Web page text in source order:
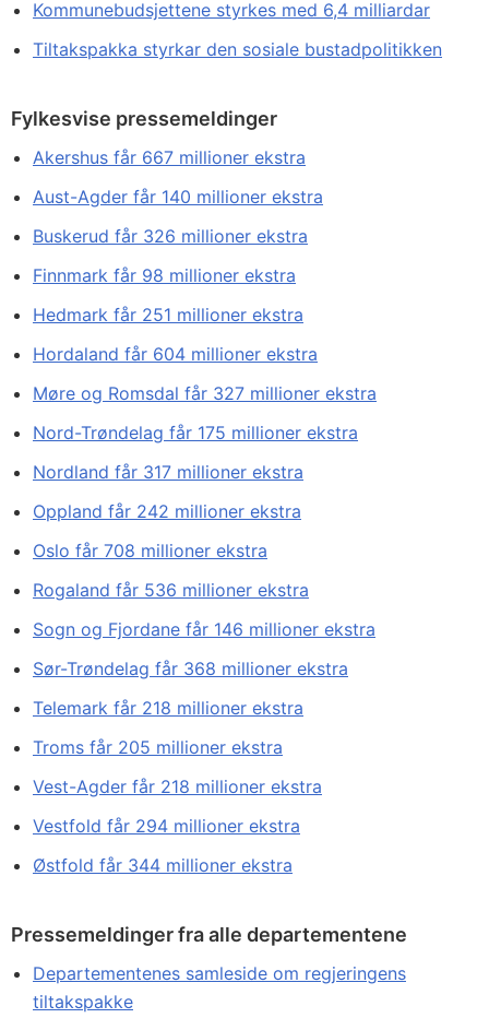
Kommunebudsjettene styrkes med 6,4 milliardar
Tiltakspakka styrkar den sosiale bustadpolitikken
Fylkesvise pressemeldinger
Akershus får 667 millioner ekstra
Aust-Agder får 140 millioner ekstra
Buskerud får 326 millioner ekstra
Finnmark får 98 millioner ekstra
Hedmark får 251 millioner ekstra
Hordaland får 604 millioner ekstra
Møre og Romsdal får 327 millioner ekstra
Nord-Trøndelag får 175 millioner ekstra
Nordland får 317 millioner ekstra
Oppland får 242 millioner ekstra
Oslo får 708 millioner ekstra
Rogaland får 536 millioner ekstra
Sogn og Fjordane får 146 millioner ekstra
Sør-Trøndelag får 368 millioner ekstra
Telemark får 218 millioner ekstra
Troms får 205 millioner ekstra
Vest-Agder får 218 millioner ekstra
Vestfold får 294 millioner ekstra
Østfold får 344 millioner ekstra
Pressemeldinger fra alle departementene
Departementenes samleside om regjeringens
tiltakspakke